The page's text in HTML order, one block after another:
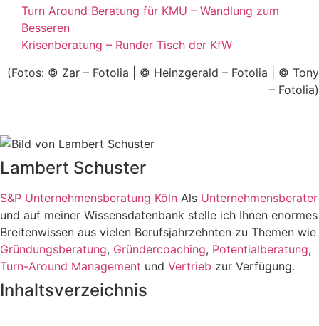
Turn Around Beratung für KMU – Wandlung zum
Besseren
Krisenberatung – Runder Tisch der KfW
(Fotos: © Zar – Fotolia | © Heinzgerald – Fotolia | © Tony
– Fotolia)
Lambert Schuster
S&P Unternehmensberatung Köln Als Unternehmensberater
und auf meiner Wissensdatenbank stelle ich Ihnen enormes
Breitenwissen aus vielen Berufsjahrzehnten zu Themen wie
Gründungsberatung, Gründercoaching, Potentialberatung,
Turn-Around Management und Vertrieb zur Verfügung.
Inhaltsverzeichnis